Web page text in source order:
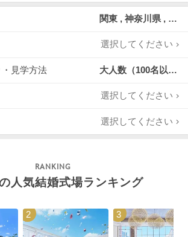
関東 , 神奈川県 , 横浜市 , 横浜市港北区
選択してください
見学方法 大人数（100名以上）,
選択してください
選択してください
人気結婚式場ランキング
2 3